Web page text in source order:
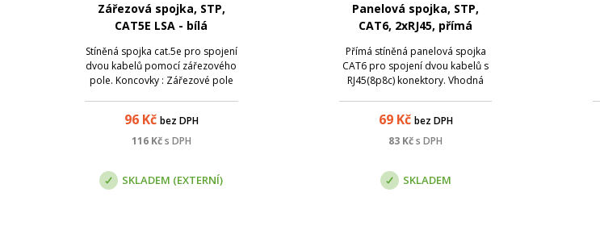
Zářezová spojka, STP,
CAT5E LSA - bílá
Stíněná spojka cat.5e pro spojení
dvou kabelů pomocí zářezového
pole. Koncovky : Zářezové pole
96Kč bez DPH
116Kčs DPH
SKLADEM (EXTERNÍ)
Panelová spojka, STP,
CAT6, 2xRJ45, přímá
Přímá stíněná panelová spojka
CAT6 pro spojení dvou kabelů s
RJ45(8p8c) konektory. Vhodná
Koncovky: Female 8p8c - Female
8p8c;
69Kč bez DPH
83 Kčs DPH
SKLADEM